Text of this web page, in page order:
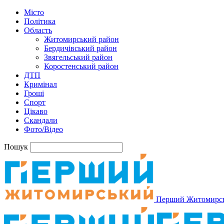
Місто
Політика
Область
Житомирський район
Бердичівський район
Звягельський район
Коростенський район
ДТП
Кримінал
Гроші
Спорт
Цікаво
Скандали
Фото/Відео
Пошук
Перший